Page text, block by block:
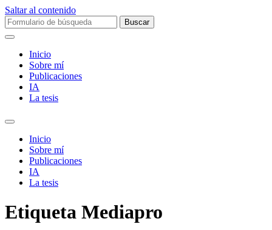
Saltar al contenido
Buscar:
Inicio
Sobre mí­
Publicaciones
IA
La tesis
Alternar
campo
búsqueda
Inicio
Sobre mí­
Publicaciones
IA
La tesis
Etiqueta Mediapro